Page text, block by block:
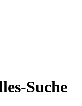
Suche